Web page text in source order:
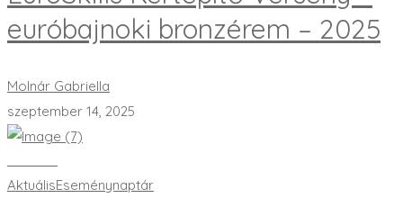
euróbajnoki bronzérem – 2025
Molnár Gabriella
szeptember 14, 2025
AktuálisEseménynaptár